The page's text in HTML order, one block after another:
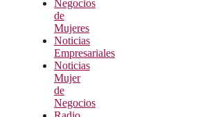
Negocios
de
Mujeres
Noticias
Empresariales
Noticias
Mujer
de
Negocios